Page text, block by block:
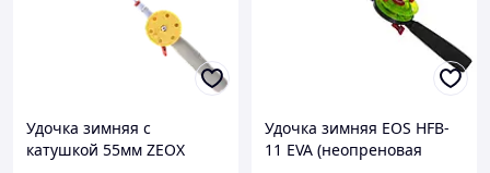
Удочка зимняя с
катушкой 55мм ZEOX
Удочка зимняя EOS HFB-
11 EVA (неопреновая